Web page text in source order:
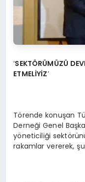
‘SEKTÖRÜMÜZÜ
ETMELİYİZ’
Törende konuşan
Derneği Genel
yöneticiliği
rakamlar vererek,